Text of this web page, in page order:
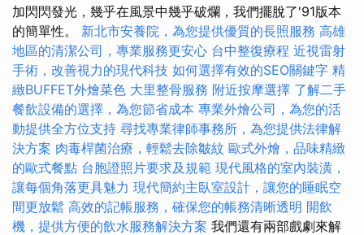
加閃閃發光，幾乎在風景中幾乎破爛，我們擺脫了'91版本
的簡單性。 新北市安養院，為您提供優質的長照服務 高雄
地區的清潔公司，專業服務更安心 台中整復療程 近視雷射
手術，改善視力的現代科技 如何選擇有效的SEO關鍵字 精
緻BUFFET外燴菜色 大里整骨服務 附近按摩選擇 了解二手
餐飲設備的選擇，為您節省成本 專業外燴公司，為您的活
動提供全方位支持 尋找專業律師事務所，為您提供法律解
決方案 肉毒桿菌治療，輕鬆去除皺紋 歐式外燴，品味精緻
的歐式餐點 台胞證照片要求及規範 現代風格的室內裝潢，
讓每個角落更具魅力 現代簡約主臥室設計，讓您的睡眠空
間更放鬆 高效的記帳服務，確保您的帳務清晰透明 開飲
機，提供方便的飲水服務解決方案 我們還有兩部戲劇來解